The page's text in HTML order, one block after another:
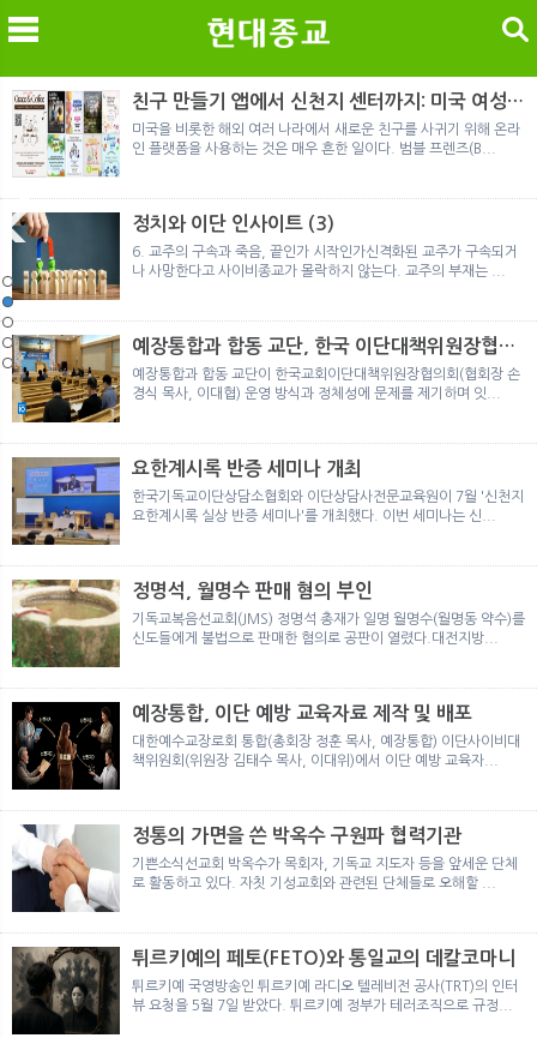
메 검
검색
노르웨이 재판이 남긴 흔적
정통의 가면을 쓴 박옥수 구원파 협력기관
일본 통일교, 해산명령 이후 본격적인 청산 절차 돌입
여호와의 증인 2세와 학교생활
「현대종교」, 주님의교회 민사소송에 승소
노르웨이 재판이 남긴 흔적
정통의 가면을 쓴 박옥수 구원파 협력기관
친구 만들기 앱에서 신천지 센터까지: 미국 여성이
경험한 9개월 포섭의 전 과정
미국을 비롯한 해외 여러 나라에서 새로운 친구를 사귀기 위해 온라
인 플랫폼을 사용하는 것은 매우 흔한 일이다. 범블 프렌즈(B...
정치와 이단 인사이트 (3)
6. 교주의 구속과 죽음, 끝인가 시작인가신격화된 교주가 구속되거
나 사망한다고 사이비종교가 몰락하지 않는다. 교주의 부재는 ...
예장통합과 합동 교단, 한국 이단대책위원장협의
회 탈퇴
예장통합과 합동 교단이 한국교회이단대책위원장협의회(협회장 손
경식 목사, 이대협) 운영 방식과 정체성에 문제를 제기하며 잇...
요한계시록 반증 세미나 개최
한국기독교이단상담소협회와 이단상담사전문교육원이 7월 '신천지
요한계시록 실상 반증 세미나'를 개최했다. 이번 세미나는 신...
정명석, 월명수 판매 혐의 부인
기독교복음선교회(JMS) 정명석 총재가 일명 월명수(월명동 약수)를
신도들에게 불법으로 판매한 혐의로 공판이 열렸다.대전지방...
예장통합, 이단 예방 교육자료 제작 및 배포
대한예수교장로회 통합(총회장 정훈 목사, 예장통합) 이단사이비대
책위원회(위원장 김태수 목사, 이대위)에서 이단 예방 교육자...
정통의 가면을 쓴 박옥수 구원파 협력기관
기쁜소식선교회 박옥수가 목회자, 기독교 지도자 등을 앞세운 단체
로 활동하고 있다. 자칫 기성교회와 관련된 단체들로 오해할 ...
튀르키예의 페토(FETO)와 통일교의 데칼코마니
튀르키예 국영방송인 튀르키예 라디오 텔레비전 공사(TRT)의 인터
뷰 요청을 5월 7일 받았다. 튀르키예 정부가 테러조직으로 규정...